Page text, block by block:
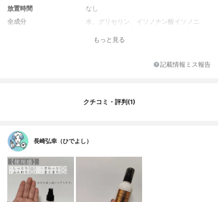
放置時間
なし
全成分
水、グリセリン、イソノナン酸イソノニ
ヒドロキシプロピル加水分解ケラチン(羊
パルミチン酸アスコルビルリン酸3Na、ベ
分解コメタンパク、加水分解ケラチン(羊
ン、アルギニン、アスパラギン酸、PCA、
チジン、フェニルアラニン、リシンHCl、ジ
ラウロイルグルタミン酸リシンNa、PCAジ
メチコン、アモジメチコン、ポリクオタニ
ウム-37、ジココジモニウムクロリド、ステ
もっと見る
記載情報ミス報告
クチコミ・評判(1)
長崎弘幸（ひでよし）